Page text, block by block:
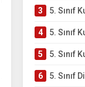
3 5. Sınıf
4 5. Sınıf
5 5. Sınıf
6 5. Sınıf Din